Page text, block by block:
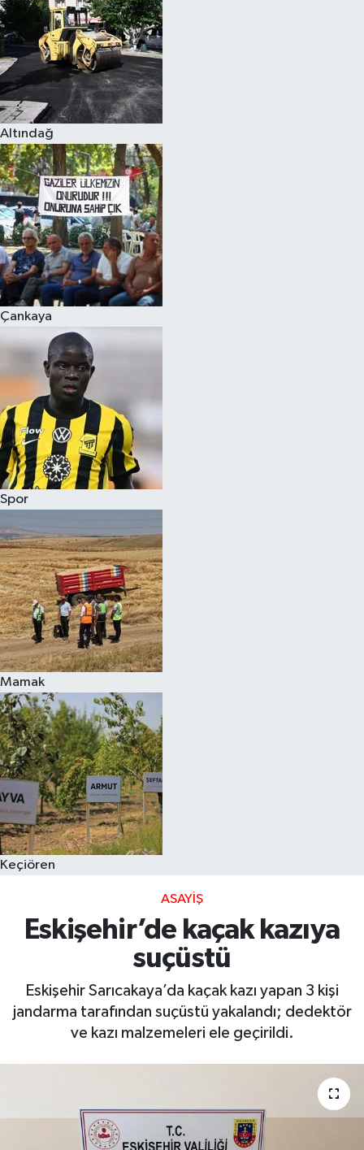
Altındağ
Çankaya
Spor
Mamak
Keçiören
ASAYIŞ
Eskişehir’de kaçak kazıya
suçüstü
Eskişehir Sarıcakaya’da kaçak kazı yapan 3 kişi
jandarma tarafından suçüstü yakalandı; dedektör
ve kazı malzemeleri ele geçirildi.